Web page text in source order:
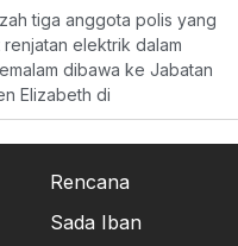
tiga anggota polis yang
elektrik dalam
dibawa ke Jabatan
Elizabeth di
Rencana
Sada Iban